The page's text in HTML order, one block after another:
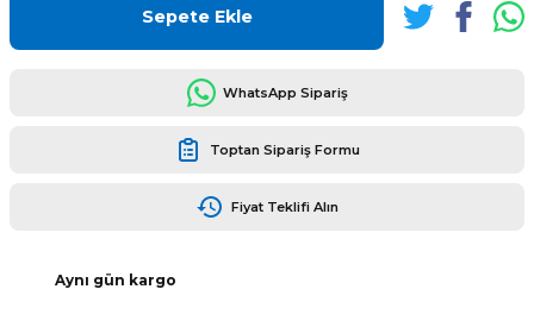
Sepete Ekle
WhatsApp Sipariş
Toptan Sipariş Formu
Fiyat Teklifi Alın
Aynı gün kargo